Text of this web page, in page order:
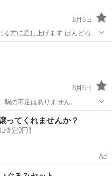
8月6日
し上げます ぱんどろぼ
8月6日
の不足はありません。
碁、将棋、麻雀
ってくれませんか？
査定0円‼️
Ad